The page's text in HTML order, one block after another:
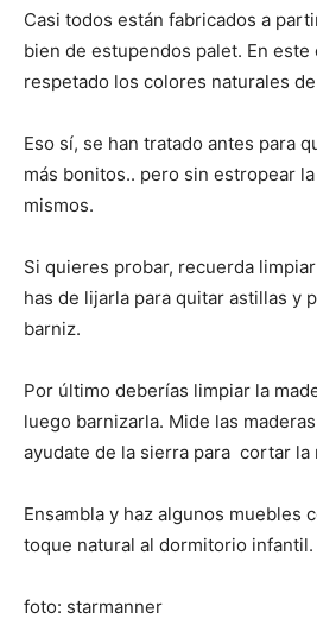
Casi todos están fabricados a
bien de estupendos palet. En este
respetado los colores naturales
Eso sí, se han tratado antes para
más bonitos.. pero sin estropear
mismos.
Si quieres probar, recuerda
has de lijarla para quitar astillas y
barniz.
Por último deberías limpiar la
luego barnizarla. Mide las
ayudate de la sierra para cortar la
Ensambla y haz algunos muebles
toque natural al dormitorio infantil.
foto: starmanner